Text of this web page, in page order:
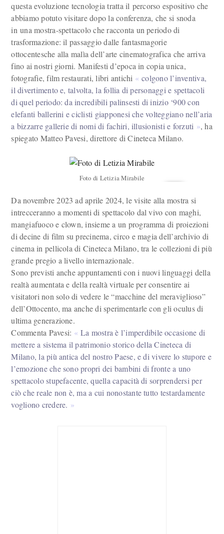
questa evoluzione tecnologia tratta il percorso espositivo che
abbiamo potuto visitare dopo la conferenza, che si snoda
in una mostra-spettacolo che racconta un periodo di
trasformazione: il passaggio dalle fantasmagorie
ottocentesche alla malìa dell’arte cinematografica che arriva
fino ai nostri giorni. Manifesti d’epoca in copia unica,
fotografie, film restaurati, libri antichi
colgono l’inventiva,
il divertimento e, talvolta, la follia di personaggi e spettacoli
di quel periodo: da incredibili palinsesti di inizio ‘900 con
elefanti ballerini e ciclisti giapponesi che volteggiano nell’aria
a bizzarre gallerie di nomi di fachiri, illusionisti e forzuti
, ha
spiegato Matteo Pavesi, direttore di Cineteca Milano.
Foto di Letizia Mirabile
Da novembre 2023 ad aprile 2024, le visite alla mostra si
intrecceranno a momenti di spettacolo dal vivo con maghi,
mangiafuoco e clown, insieme a un programma di proiezioni
di decine di film su precinema, circo e magia dell’archivio di
cinema in pellicola di Cineteca Milano, tra le collezioni di più
grande pregio a livello internazionale.
Sono previsti anche appuntamenti con i nuovi linguaggi della
realtà aumentata e della realtà virtuale per consentire ai
visitatori non solo di vedere le “macchine del meraviglioso”
dell’Ottocento, ma anche di sperimentarle con gli oculus di
ultima generazione.
Commenta Pavesi:
La mostra è l’imperdibile occasione di
mettere a sistema il patrimonio storico della Cineteca di
Milano, la più antica del nostro Paese, e di vivere lo stupore e
l’emozione che sono propri dei bambini di fronte a uno
spettacolo stupefacente, quella capacità di sorprendersi per
ciò che reale non è, ma a cui nonostante tutto testardamente
vogliono credere.